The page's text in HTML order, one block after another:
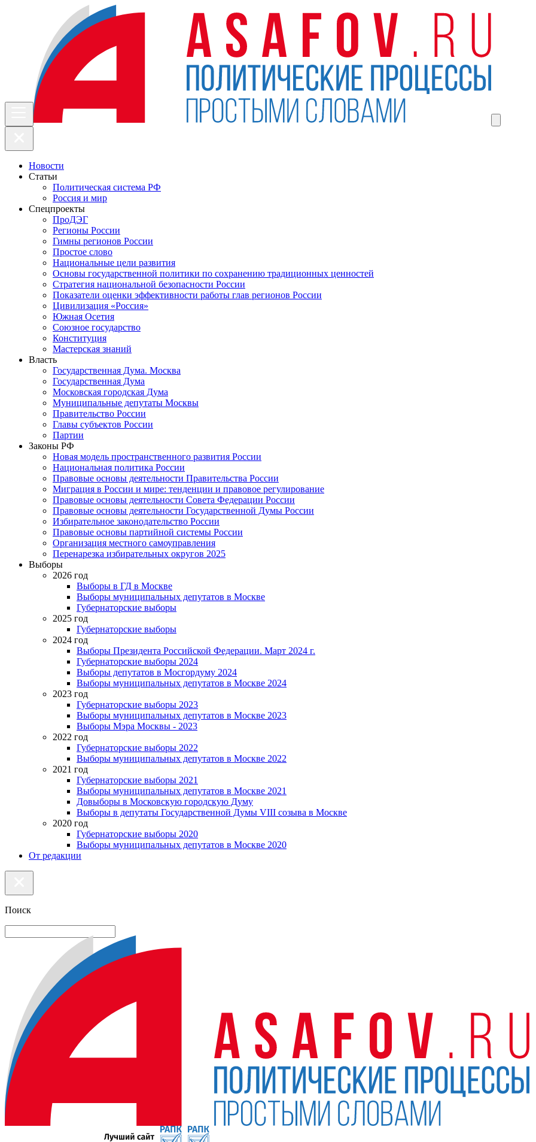
Новости
Статьи
Политическая система РФ
Россия и мир
Спецпроекты
ПроДЭГ
Регионы России
Гимны регионов России
Простое слово
Национальные цели развития
Основы государственной политики по сохранению традиционных ценностей
Стратегия национальной безопасности России
Показатели оценки эффективности работы глав регионов России
Цивилизация «Россия»
Южная Осетия
Союзное государство
Конституция
Мастерская знаний
Власть
Государственная Дума. Москва
Государственная Дума
Московская городская Дума
Муниципальные депутаты Москвы
Правительство России
Главы субъектов России
Партии
Законы РФ
Новая модель пространственного развития России
Национальная политика России
Правовые основы деятельности Правительства России
Миграция в России и мире: тенденции и правовое регулирование
Правовые основы деятельности Совета Федерации России
Правовые основы деятельности Государственной Думы России
Избирательное законодательство России
Правовые основы партийной системы России
Организация местного самоуправления
Перенарезка избирательных округов 2025
Выборы
2026 год
Выборы в ГД в Москве
Выборы муниципальных депутатов в Москве
Губернаторские выборы
2025 год
Губернаторские выборы
2024 год
Выборы Президента Российской Федерации. Март 2024 г.
Губернаторские выборы 2024
Выборы депутатов в Мосгордуму 2024
Выборы муниципальных депутатов в Москве 2024
2023 год
Губернаторские выборы 2023
Выборы муниципальных депутатов в Москве 2023
Выборы Мэра Москвы - 2023
2022 год
Губернаторские выборы 2022
Выборы муниципальных депутатов в Москве 2022
2021 год
Губернаторские выборы 2021
Выборы муниципальных депутатов в Москве 2021
Довыборы в Московскую городскую Думу
Выборы в депутаты Государственной Думы VIII созыва в Москве
2020 год
Губернаторские выборы 2020
Выборы муниципальных депутатов в Москве 2020
От редакции
Поиск